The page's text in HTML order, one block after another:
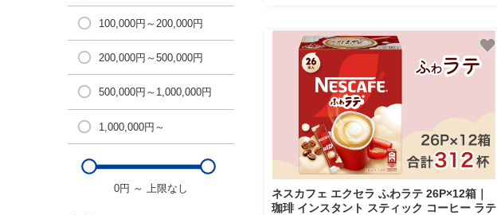
100,000円～200,000円
200,000円～500,000円
500,000円～1,000,000円
1,000,000円～
0円 ～ 上限なし
ネスカフェ エクセラ ふわラテ 26P×12箱｜
珈琲 インスタント スティック コーヒー ラテ